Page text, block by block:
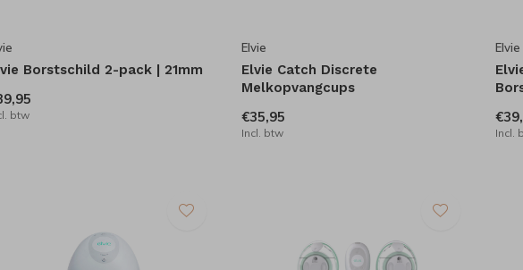
Borstschild 2-pack | 21mm
btw
Elvie
Elvie Catch Discrete
Melkopvangcups
€35,95
Incl. btw
Elvie
Incl.